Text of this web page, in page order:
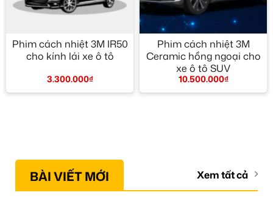
Phim cách nhiệt 3M IR50
cho kính lái xe ô tô
3.300.000₫
Phim cách nhiệt 3M
Ceramic hồng ngoại cho
xe ô tô SUV
10.500.000₫
BÀI VIẾT MỚI Xem tất cả